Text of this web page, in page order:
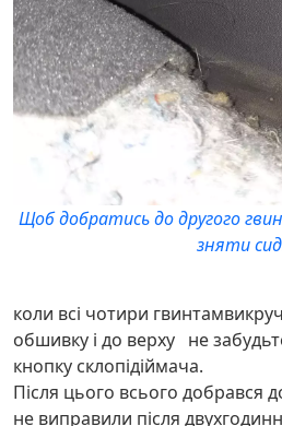
Щоб добратись до другого
зняти
коли всі чотири
обшивку і до верху не
кнопку склопідіймача.
Після цього всього добрався
не виправили після